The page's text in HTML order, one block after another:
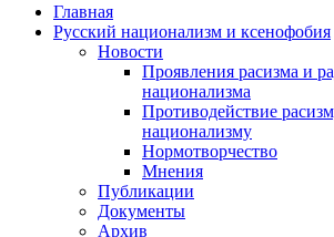
Главная
Русский национализм и ксенофобия
Новости
Проявления расизма и
национализма
Противодействие
национализму
Нормотворчество
Мнения
Публикации
Документы
Архив